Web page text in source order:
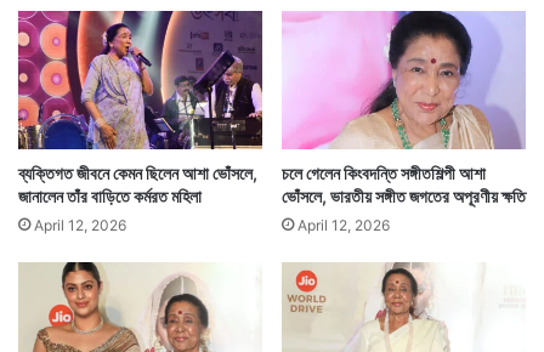
ব্যক্তিগত জীবনে কেমন ছিলেন আশা ভোঁসলে,
জানালেন তাঁর বাড়িতে কর্মরত মহিলা
April 12, 2026
চলে গেলেন কিংবদন্তি সঙ্গীতশিল্পী আশা
ভোঁসলে, ভারতীয় সঙ্গীত জগতের অপূরণীয় ক্ষতি
April 12, 2026